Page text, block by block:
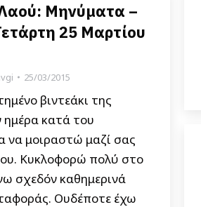
Μηνύματα –
25 Μαρτίου
25/03/2015
βιντεάκι της
ημέρα κατά του
να μοιραστώ μαζί σας
Κυκλοφορώ πολύ στο
σχεδόν καθημερινά
Ουδέποτε έχω